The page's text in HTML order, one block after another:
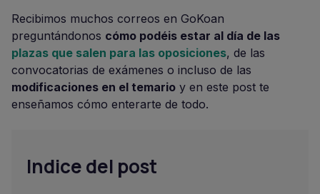
Recibimos muchos correos en GoKoan
preguntándonos cómo podéis estar al día de las
plazas que salen para las oposiciones, de las
convocatorias de exámenes o incluso de las
modificaciones en el temario y en este post te
enseñamos cómo enterarte de todo.
Indice del post